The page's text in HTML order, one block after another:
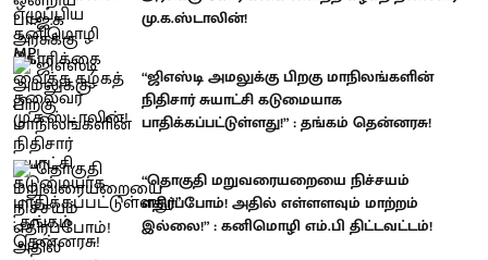
மு.க.ஸ்டாலின்!
“ஜிஎஸ்டி அமலுக்கு பிறகு மாநிலங்களின்
நிதிசார் சுயாட்சி கடுமையாக
பாதிக்கப்பட்டுள்ளது!” : தங்கம் தென்னரசு!
“தொகுதி மறுவரையறையை நிச்சயம்
எதிர்ப்போம்! அதில் எள்ளளவும் மாற்றம்
இல்லை!” : கனிமொழி எம்.பி திட்டவட்டம்!